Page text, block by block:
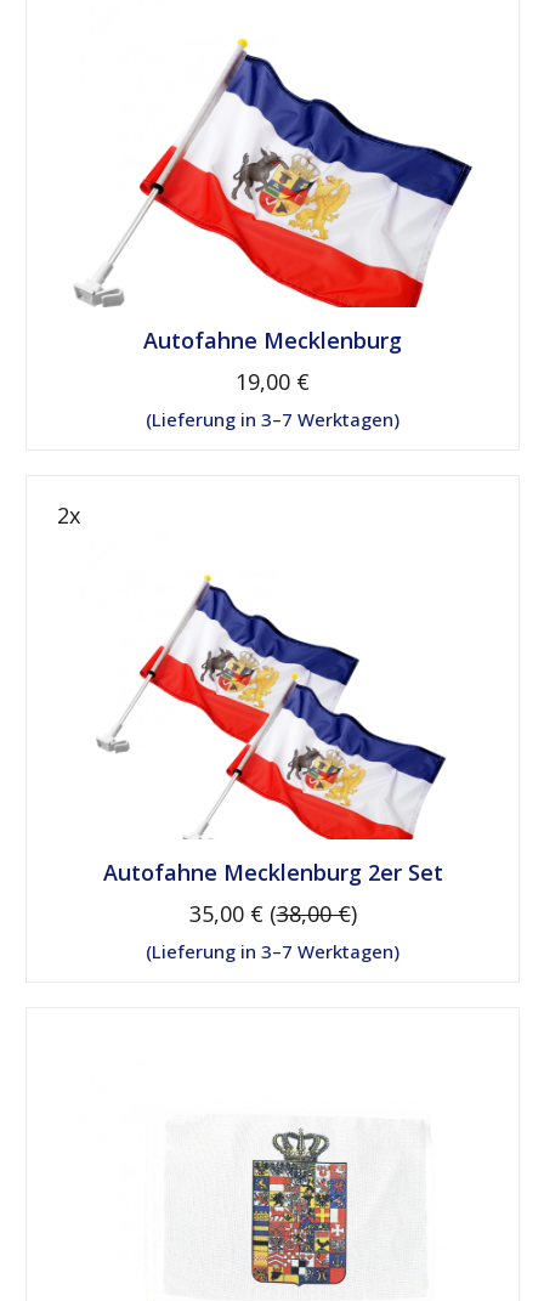
Autofahne Mecklenburg
19,00 €
Lieferung in 3–7 Werktagen
Autofahne Mecklenburg 2er Set
35,00 € (38,00 €)
Lieferung in 3–7 Werktagen